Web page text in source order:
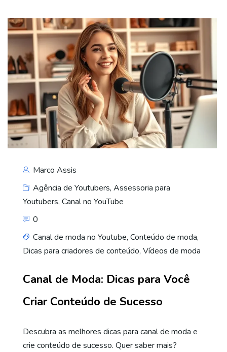
Marco Assis
Agência de Youtubers, Assessoria para
Youtubers, Canal no YouTube
0
Canal de moda no Youtube, Conteúdo de moda,
Dicas para criadores de conteúdo, Vídeos de moda
Canal de Moda: Dicas para Você
Criar Conteúdo de Sucesso
Descubra as melhores dicas para canal de moda e
crie conteúdo de sucesso. Quer saber mais?